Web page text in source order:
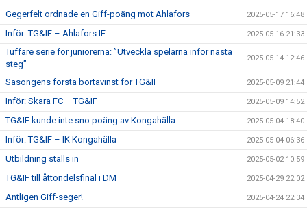
Gegerfelt ordnade en Giff-poäng mot Ahlafors 2025-05-17 16:48
Inför: TG&IF – Ahlafors IF 2025-05-16 21:33
Tuffare serie för juniorerna: ”Utveckla spelarna inför nästa
steg”
2025-05-14 12:46
Säsongens första bortavinst för TG&IF 2025-05-09 21:44
Inför: Skara FC – TG&IF 2025-05-09 14:52
TG&IF kunde inte sno poäng av Kongahälla 2025-05-04 18:40
Inför: TG&IF – IK Kongahälla 2025-05-04 06:36
Utbildning ställs in 2025-05-02 10:59
TG&IF till åttondelsfinal i DM 2025-04-29 22:02
Äntligen Giff-seger! 2025-04-24 22:34